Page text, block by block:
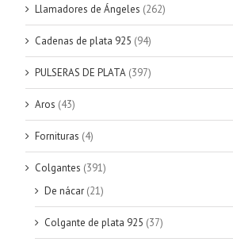
Llamadores de Ángeles (262)
Cadenas de plata 925 (94)
PULSERAS DE PLATA (397)
Aros (43)
Fornituras (4)
Colgantes (391)
De nácar (21)
Colgante de plata 925 (37)